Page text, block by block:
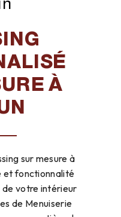
À
sur mesure à
et fonctionnalité
de votre intérieur
de Menuiserie